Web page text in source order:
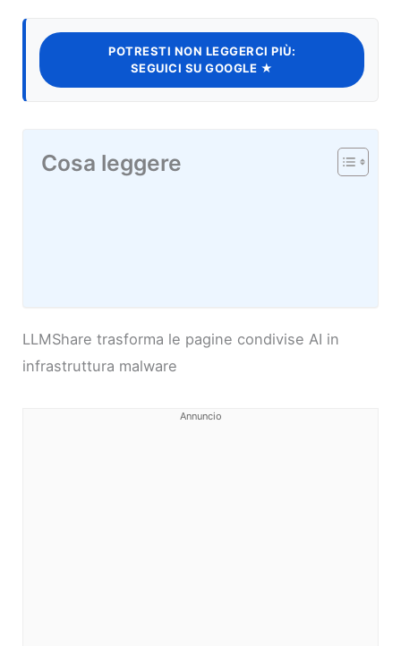
POTRESTI NON LEGGERCI PIÙ:
SEGUICI SU GOOGLE ★
Cosa leggere
LLMShare trasforma le pagine condivise AI in
infrastruttura malware
Annuncio